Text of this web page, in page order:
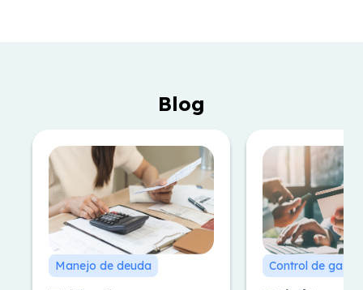
Blog
Manejo de deuda Control de